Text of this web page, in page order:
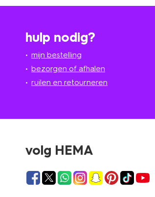
hulp nodig?
mijn bestelling
bezorgen of afhalen
ruilen en retourneren
volg HEMA